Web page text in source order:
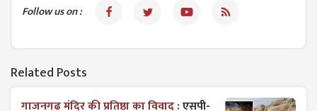
Follow us on :
Related Posts
गाजनगढ़ मंदिर की प्रतिष्ठा का विवाद :एसपी-